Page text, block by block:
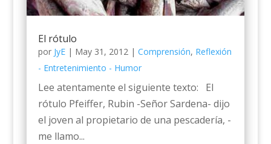
El rótulo
por JyE| May 31, 2012| Comprensión, Reflexión
- Entretenimiento - Humor
Lee atentamente el siguiente texto: El
rótulo Pfeiffer, Rubin -Señor Sardena- dijo
el joven al propietario de una pescadería, -
me llamo...